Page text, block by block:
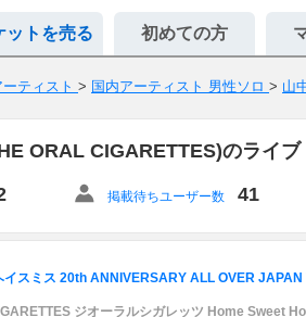
ットを売る 初めての方
ーティスト > 国内アーティスト 男性ソロ > 山
ORAL CIGARETTES)のライ
掲載待ちユーザー数 41
イスミス 20th ANNIVERSARY ALL OVER JAPAN
ジオーラルシガレッツ Home Sweet